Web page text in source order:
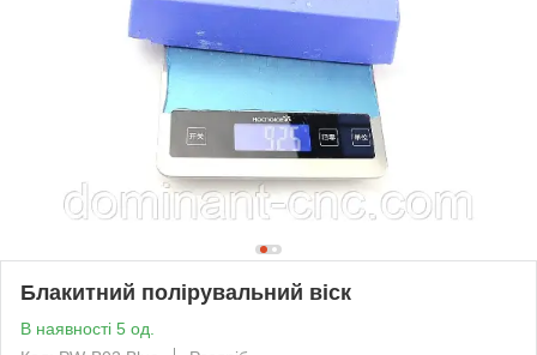
Блакитний полірувальний віск
В наявності 5 од.